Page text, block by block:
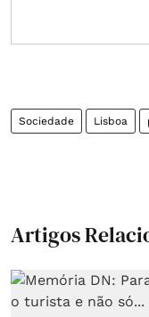
Sociedade Lisboa
Artigos